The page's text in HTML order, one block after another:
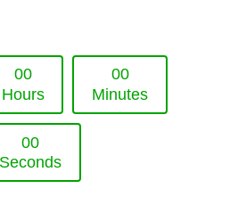
00
Hours
00
Minutes
00
Seconds